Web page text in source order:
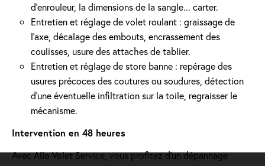
d’enrouleur, la dimensions de la sangle... carter.
Entretien et réglage de volet roulant : graissage de
l’axe, décalage des embouts, encrassement des
coulisses, usure des attaches de tablier.
Entretien et réglage de store banne : repérage des
usures précoces des coutures ou soudures, détection
d'une éventuelle infiltration sur la toile, regraisser le
mécanisme.
Intervention en 48 heures
Avec Allo Volet Service, vous profitez d'un dépannage